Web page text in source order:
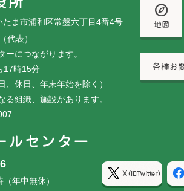
ま市浦和区常盤六丁目4番4号
（代表）
につながります。
17時15分
、休日、年末年始を除く）
組織、施設があります。
年中無休）